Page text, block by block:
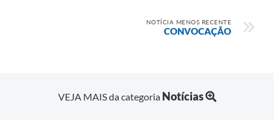
NOTÍCIA MENOS RECENTE
CONVOCAÇÃO
VEJA MAIS da categoria Notícias